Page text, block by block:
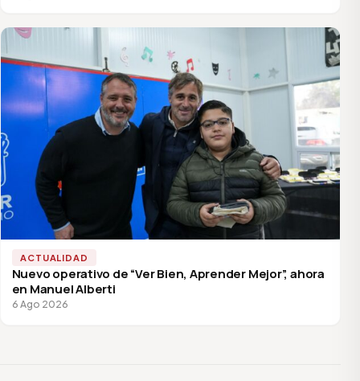
ACTUALIDAD
Nuevo operativo de “Ver Bien, Aprender Mejor”, ahora
en Manuel Alberti
6 Ago 2026